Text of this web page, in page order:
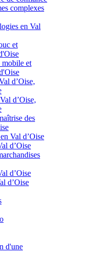
complexes
en Val
et
mobile et
d’Oise,
d’Oise,
des
Val d’Oise
d’Oise
d’Oise
d’Oise
d'une